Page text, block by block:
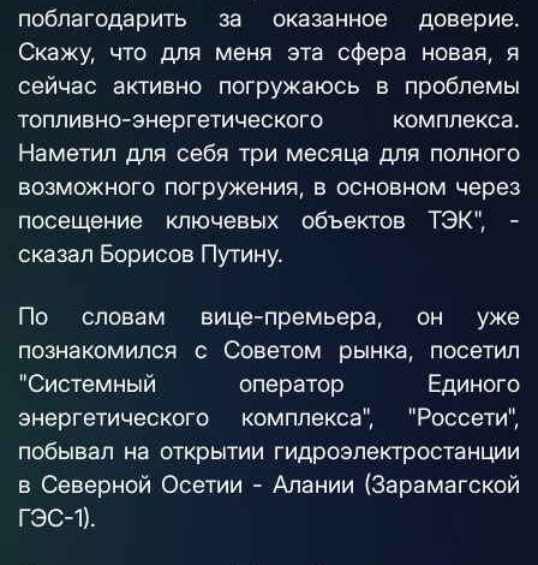
поблагодарить за оказанное доверие.
Скажу, что для меня эта сфера новая, я
сейчас активно погружаюсь в проблемы
топливно-энергетического комплекса.
Наметил для себя три месяца для полного
возможного погружения, в основном через
посещение ключевых объектов ТЭК", -
сказал Борисов Путину.
По словам вице-премьера, он уже
познакомился с Советом рынка, посетил
"Системный оператор Единого
энергетического комплекса", "Россети",
побывал на открытии гидроэлектростанции
в Северной Осетии - Алании (Зарамагской
ГЭС-1).